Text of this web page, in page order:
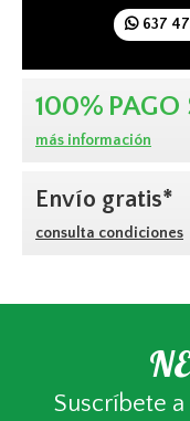
637
100% PAGO
más información
Envío gratis*
consulta condiciones
Suscríbete